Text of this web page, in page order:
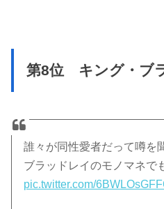
第8位 キング・ブ
誰々が同性愛者だって噂を
ブラッドレイのモノマネで
pic.twitter.com/